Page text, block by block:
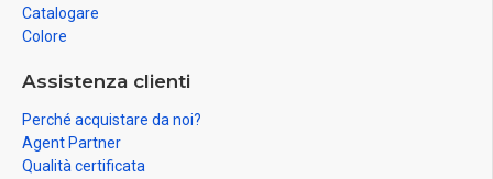
Catalogare
Colore
Assistenza clienti
Perché acquistare da noi?
Agent Partner
Qualità certificata